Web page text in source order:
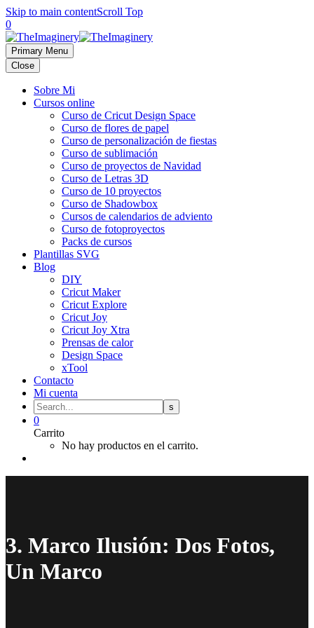
Skip to main contentScroll Top
0
Primary Menu
Close
Sobre Mi
Cursos online
Curso de Cricut Design Space
Curso de flores de papel
Curso de personalización de fiestas
Curso de sublimación
Curso de proyectos de Navidad
Curso de Letras 3D
Curso de 10 proyectos
Curso de Shadowbox
Cursos de calendarios de adviento
Curso de fotoproyectos
Packs de cursos
Plantillas SVG
Blog
DIY
Cricut Maker
Cricut Explore
Cricut Joy
Cricut Joy Xtra
Prensas de calor
Design Space
xTool
Contacto
Mi cuenta
0
Carrito
No hay productos en el carrito.
3. Marco Ilusión: Dos Fotos,
Un Marco